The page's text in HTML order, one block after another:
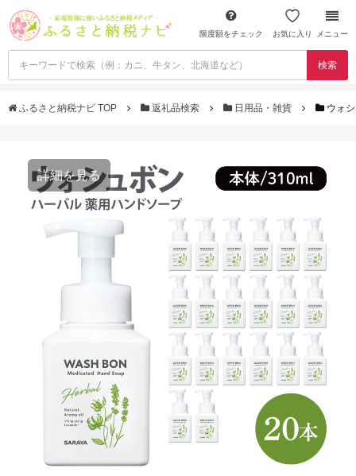
限度額をチェック お気に入り メニュー
検索
ふるさと納税ナビ TOP 返礼品検索 日用品・雑貨 ウォ
詳細を見る